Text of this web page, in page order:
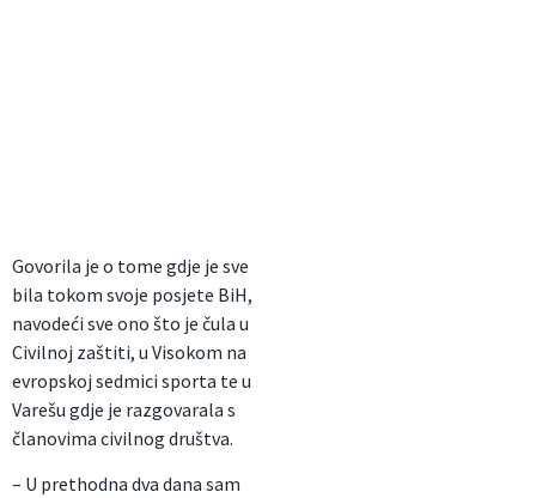
Govorila je o tome gdje je sve
bila tokom svoje posjete BiH,
navodeći sve ono što je čula u
Civilnoj zaštiti, u Visokom na
evropskoj sedmici sporta te u
Varešu gdje je razgovarala s
članovima civilnog društva.
– U prethodna dva dana sam